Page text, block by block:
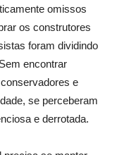
omissos
os construtores
foram dividindo
encontrar
e
se perceberam
e derrotada.